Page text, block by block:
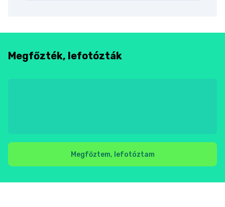
Megfőzték, lefotózták
Megfőztem, lefotóztam